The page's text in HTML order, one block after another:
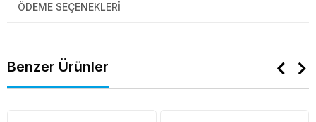
ÖDEME SEÇENEKLERI
Benzer Ürünler